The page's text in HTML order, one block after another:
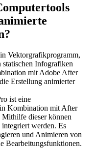
Vektorgrafikprogramm,
Infografiken
mit Adobe After
Erstellung animierter
ist eine
Kombination mit After
dieser können
werden. Es
und Animieren von
Bearbeitungsfunktionen.